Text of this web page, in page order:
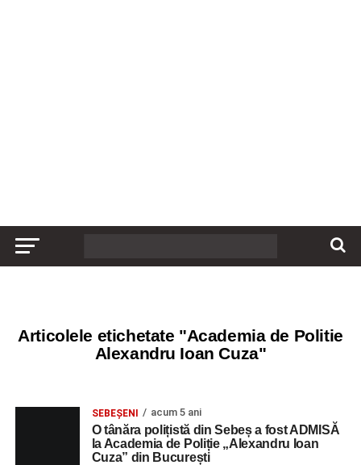
Articolele etichetate "Academia de Politie
Alexandru Ioan Cuza"
SEBEȘENI acum 5 ani
O tânăra polițistă din Sebeș a fost ADMISĂ
la Academia de Poliție „Alexandru Ioan
Cuza” din București